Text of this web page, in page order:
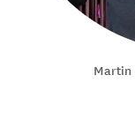
Martin